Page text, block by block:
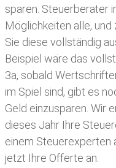
sparen. Steuerberater
Möglichkeiten alle, und
Sie diese vollständig
Beispiel wäre das
3a, sobald
im Spiel sind, gibt es
Geld einzusparen. Wir
dieses Jahr Ihre
einem Steuerexperten
jetzt Ihre Offerte an: